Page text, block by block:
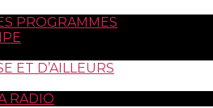
PROGRAMMES
ET D’AILLEURS
RADIO